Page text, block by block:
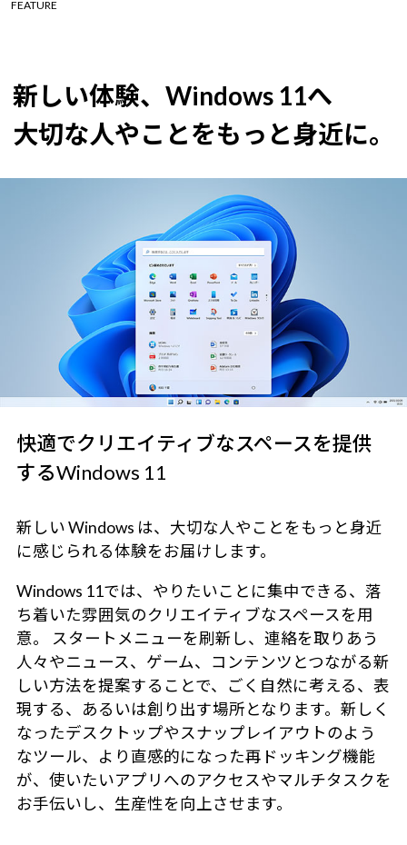
FEATURE
新しい体験、Windows 11へ
大切な人やことをもっと身近に。
快適でクリエイティブなスペースを提供
するWindows 11
新しい Windows は、大切な人やことをもっと身近
に感じられる体験をお届けします。
Windows 11では、やりたいことに集中できる、落
ち着いた雰囲気のクリエイティブなスペースを用
意。 スタートメニューを刷新し、連絡を取りあう
人々やニュース、ゲーム、コンテンツとつながる新
しい方法を提案することで、ごく自然に考える、表
現する、あるいは創り出す場所となります。新しく
なったデスクトップやスナップレイアウトのよう
なツール、より直感的になった再ドッキング機能
が、使いたいアプリへのアクセスやマルチタスクを
お手伝いし、生産性を向上させます。